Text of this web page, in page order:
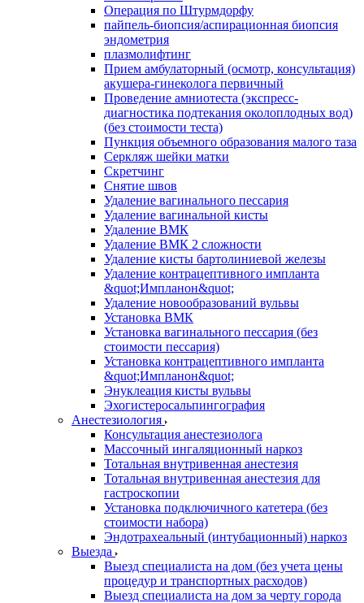
Операция по Штурмдорфу
пайпель-биопсия/аспирационная биопсия
эндометрия
плазмолифтинг
Прием амбулаторный (осмотр, консультация)
акушера-гинеколога первичный
Проведение амниотеста (экспресс-
диагностика подтекания околоплодных вод)
(без стоимости теста)
Пункция объемного образования малого таза
Серкляж шейки матки
Скретчинг
Снятие швов
Удаление вагинального пессария
Удаление вагинальной кисты
Удаление ВМК
Удаление ВМК 2 сложности
Удаление кисты бартолиниевой железы
Удаление контрацептивного импланта
&quot;Импланон&quot;
Удаление новообразований вульвы
Установка ВМК
Установка вагинального пессария (без
стоимости пессария)
Установка контрацептивного импланта
&quot;Импланон&quot;
Энуклеация кисты вульвы
Эхогистеросальпингография
Анестезиология
Консультация анестезиолога
Массочный ингаляционный наркоз
Тотальная внутривенная анестезия
Тотальная внутривенная анестезия для
гастроскопии
Установка подключичного катетера (без
стоимости набора)
Эндотрахеальный (интубационный) наркоз
Выезда
Выезд специалиста на дом (без учета цены
процедур и транспортных расходов)
Выезд специалиста на дом за черту города